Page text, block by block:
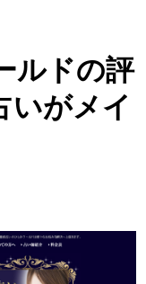
ルドの評
いがメイ